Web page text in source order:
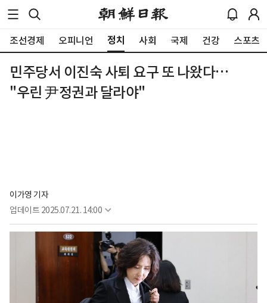
조선경제 오피니언 정치 사회 국제 건강 스포츠
민주당서 이진숙 사퇴 요구 또 나왔다…
"우린 尹정권과 달라야"
이가영 기자
업데이트 2025.07.21. 14:00